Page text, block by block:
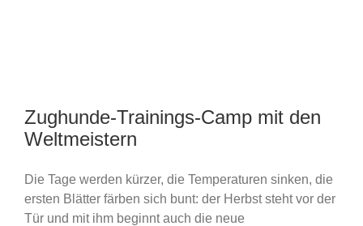
Zughunde-Trainings-Camp mit den
Weltmeistern
Die Tage werden kürzer, die Temperaturen sinken, die
ersten Blätter färben sich bunt: der Herbst steht vor der
Tür und mit ihm beginnt auch die neue